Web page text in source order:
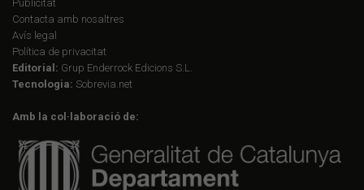
Publicitat
Contacta amb nosaltres
Avís legal
Política de privacitat
Editorial: Grup Enderrock Edicions S.L.
Tecnologia: Sobrevia.net
Amb la col·laboració de: